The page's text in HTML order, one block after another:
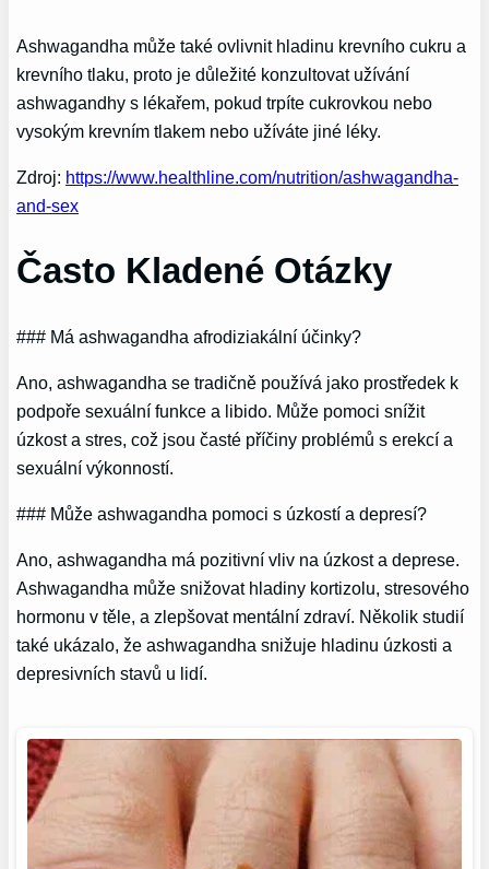
Ashwagandha může také ovlivnit hladinu krevního cukru a
krevního tlaku, proto je důležité konzultovat užívání
ashwagandhy s lékařem, pokud trpíte cukrovkou nebo
vysokým krevním tlakem nebo užíváte jiné léky.
Zdroj: https://www.healthline.com/nutrition/ashwagandha-
and-sex
Často Kladené Otázky
### Má ashwagandha afrodiziakální účinky?
Ano, ashwagandha se tradičně používá jako prostředek k
podpoře sexuální funkce a libido. Může pomoci snížit
úzkost a stres, což jsou časté příčiny problémů s erekcí a
sexuální výkonností.
### Může ashwagandha pomoci s úzkostí a depresí?
Ano, ashwagandha má pozitivní vliv na úzkost a deprese.
Ashwagandha může snižovat hladiny kortizolu, stresového
hormonu v těle, a zlepšovat mentální zdraví. Několik studií
také ukázalo, že ashwagandha snižuje hladinu úzkosti a
depresivních stavů u lidí.